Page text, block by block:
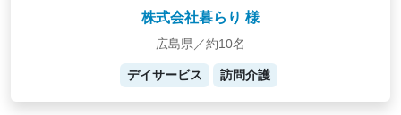
株式会社暮らり 様
広島県／約10名
デイサービス 訪問介護